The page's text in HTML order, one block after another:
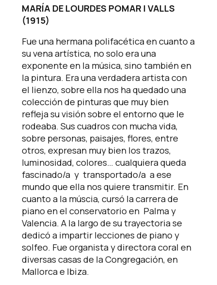
MARÍA DE LOURDES POMAR I VALLS
(1915)
Fue una hermana polifacética en cuanto a
su vena artística, no solo era una
exponente en la música, sino también en
la pintura. Era una verdadera artista con
el lienzo, sobre ella nos ha quedado una
colección de pinturas que muy bien
refleja su visión sobre el entorno que le
rodeaba. Sus cuadros con mucha vida,
sobre personas, paisajes, flores, entre
otros, expresan muy bien los trazos,
luminosidad, colores… cualquiera queda
fascinado/a y transportado/a a ese
mundo que ella nos quiere transmitir. En
cuanto a la múscia, cursó la carrera de
piano en el conservatorio en Palma y
Valencia. A la largo de su trayectoria se
dedicó a impartir lecciones de piano y
solfeo. Fue organista y directora coral en
diversas casas de la Congregación, en
Mallorca e Ibiza.